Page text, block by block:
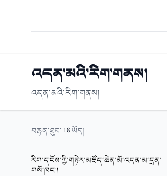
འདན་མའི་རིག་གནས།
འདན་མའི་རིག་གནས།
བརྙན་ཐུང་ 18ཡོད།
རིག་དངོས་ཀྱི་གཏེར་མཛོད་ཆེན་མོ་འདན་མ་དྲན་
གསོ་ཁང་།